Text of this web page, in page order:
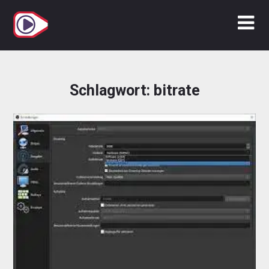
Inhalt
springen
Schlagwort: bitrate